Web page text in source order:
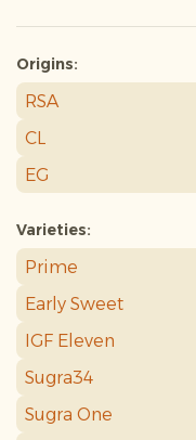
Origins:
RSA
CL
EG
Varieties:
Prime
Early Sweet
IGF Eleven
Sugra34
Sugra One